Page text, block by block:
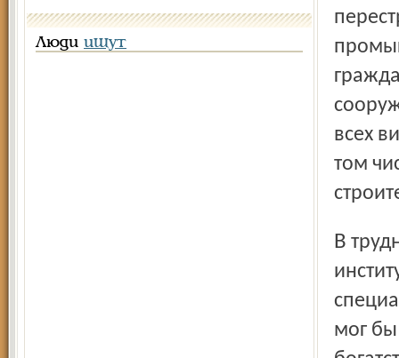
Люди ищут
всех
том
В трудные 90-е годы, став самостоятельной организацией,
мог бы